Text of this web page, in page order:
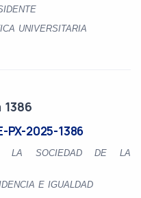
UNIVERSITARIA
PX-2025-1386
LA SOCIEDAD DE LA
E IGUALDAD